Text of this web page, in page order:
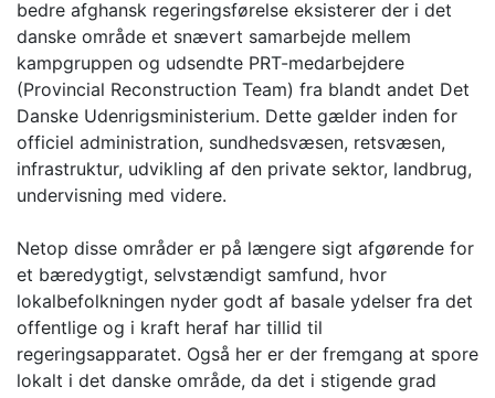
bedre afghansk regeringsførelse eksisterer der i det
danske område et snævert samarbejde mellem
kampgruppen og udsendte PRT-medarbejdere
(Provincial Reconstruction Team) fra blandt andet Det
Danske Udenrigsministerium. Dette gælder inden for
officiel administration, sundhedsvæsen, retsvæsen,
infrastruktur, udvikling af den private sektor, landbrug,
undervisning med videre.
Netop disse områder er på længere sigt afgørende for
et bæredygtigt, selvstændigt samfund, hvor
lokalbefolkningen nyder godt af basale ydelser fra det
offentlige og i kraft heraf har tillid til
regeringsapparatet. Også her er der fremgang at spore
lokalt i det danske område, da det i stigende grad